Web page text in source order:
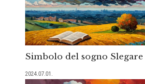
Simbolo del sogno Slegare
2024.07.01.